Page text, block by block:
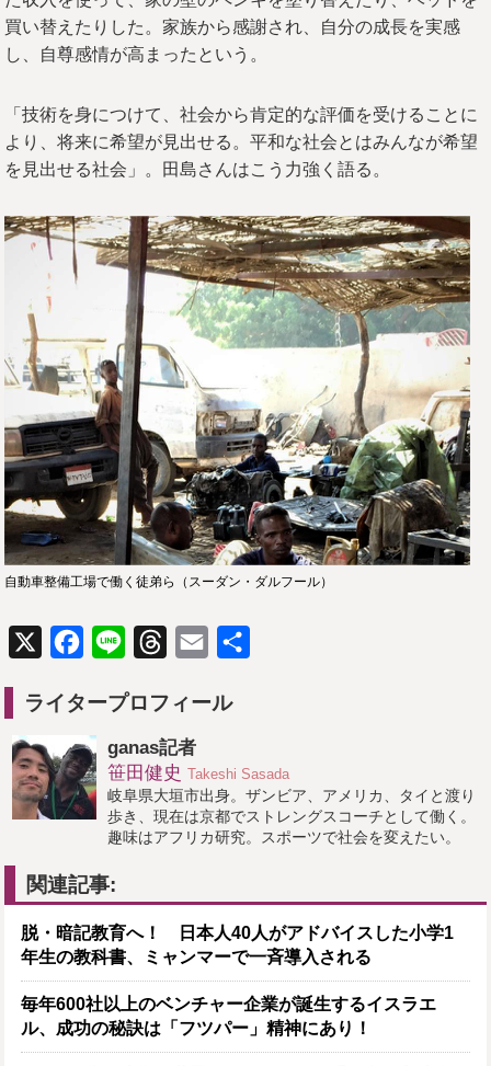
買い替えたりした。家族から感謝され、自分の成長を実感
し、自尊感情が高まったという。
「技術を身につけて、社会から肯定的な評価を受けることに
より、将来に希望が見出せる。平和な社会とはみんなが希望
を見出せる社会」。田島さんはこう力強く語る。
自動車整備工場で働く徒弟ら（スーダン・ダルフール）
X Facebook
Line ThreadsEmail
ライタープロフィール
ganas記者
笹田健史 Takeshi Sasada
岐阜県大垣市出身。ザンビア、アメリカ、タイと渡り
歩き、現在は京都でストレングスコーチとして働く。
趣味はアフリカ研究。スポーツで社会を変えたい。
関連記事:
脱・暗記教育へ！ 日本人40人がアドバイスした小学1
年生の教科書、ミャンマーで一斉導入される
毎年600社以上のベンチャー企業が誕生するイスラエ
ル、成功の秘訣は「フツパー」精神にあり！